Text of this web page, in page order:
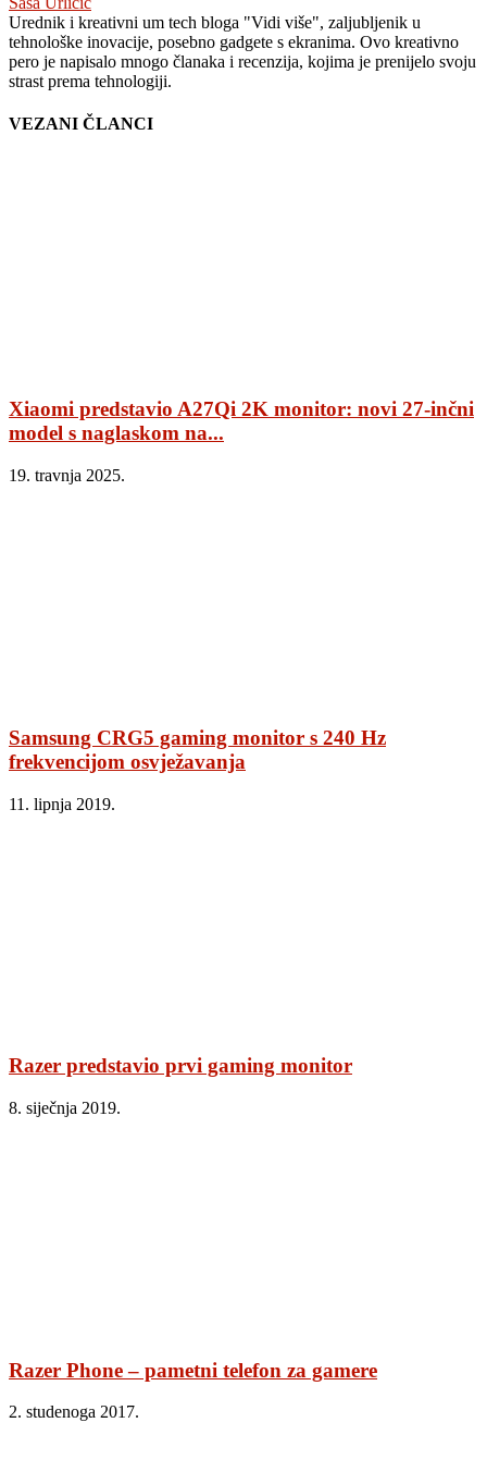
Urednik i kreativni um tech bloga "Vidi više", zaljubljenik u
tehnološke inovacije, posebno gadgete s ekranima. Ovo kreativno
pero je napisalo mnogo članaka i recenzija, kojima je prenijelo svoju
strast prema tehnologiji.
VEZANI ČLANCI
Xiaomi predstavio A27Qi 2K monitor: novi 27-inčni
model s naglaskom na...
19. travnja 2025.
Samsung CRG5 gaming monitor s 240 Hz
frekvencijom osvježavanja
11. lipnja 2019.
Razer predstavio prvi gaming monitor
8. siječnja 2019.
Razer Phone – pametni telefon za gamere
2. studenoga 2017.